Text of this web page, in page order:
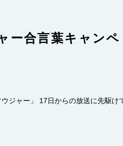
ー合言葉キャンペ
ジャー」 17日からの放送に先駆け